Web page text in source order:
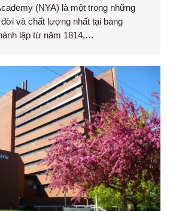
(NYA) là một trong những
và chất lượng nhất tại bang
lập từ năm 1814,…